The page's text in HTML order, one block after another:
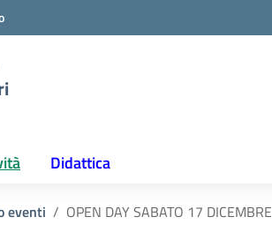
Didattica
eventi OPEN DAY SABATO 17 DICEMBRE